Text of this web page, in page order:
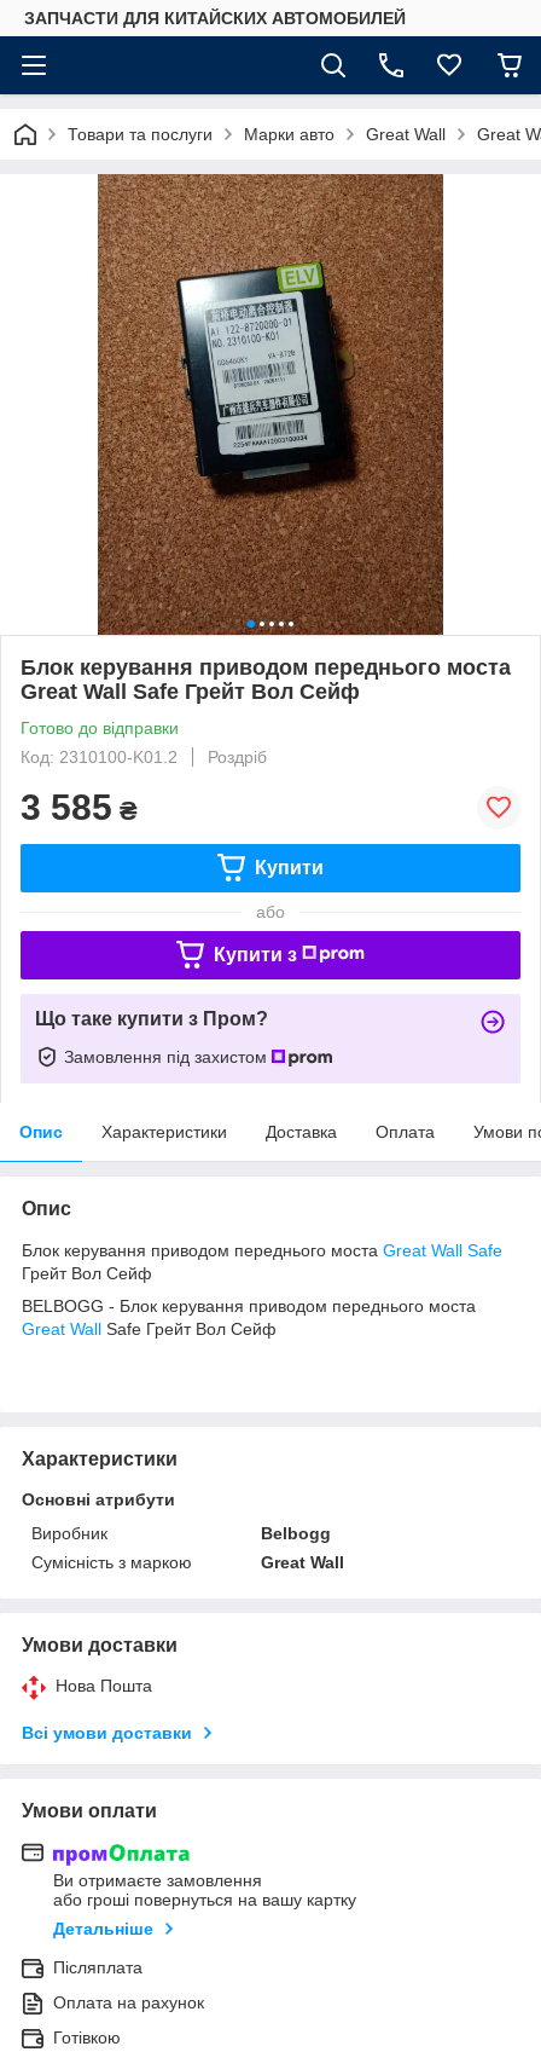
ЗАПЧАСТИ ДЛЯ КИТАЙСКИХ АВТОМОБИЛЕЙ
Товари та послуги Марки авто Great Wall Great
Блок керування приводом переднього моста
Great Wall Safe Грейт Вол Сейф
Готово до відправки
Код: 2310100-K01.2
Роздріб
3 585 ₴
Купити
або
Купити з
Що таке купити з Пром?
Замовлення під захистом
Опис Характеристики Доставка Оплата Умови
Опис
Блок керування приводом переднього моста Great Wall Safe
Грейт Вол Сейф
BELBOGG - Блок керування приводом переднього моста
Great Wall Safe Грейт Вол Сейф
Характеристики
Основні атрибути
Виробник
Belbogg
Сумісність з маркою
Great Wall
Умови доставки
Нова Пошта
Всі умови доставки
Умови оплати
Ви отримаєте замовлення
або гроші повернуться на вашу картку
Детальніше
Післяплата
Оплата на рахунок
Готівкою